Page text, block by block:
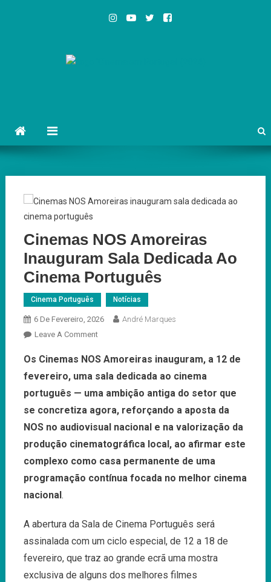
Cinemas NOS Amoreiras
Inauguram Sala Dedicada Ao
Cinema Português
Cinema Português Notícias
6 De Fevereiro, 2026
André Marques
Leave A CommentOn
NOS
Amoreiras
Inauguram
Dedicada
Ao
Cinema
Português
Os Cinemas NOS Amoreiras inauguram, a 12 de
fevereiro, uma sala dedicada ao cinema
português — uma ambição antiga do setor que
se concretiza agora, reforçando a aposta da
NOS no audiovisual nacional e na valorização da
produção cinematográfica local, ao afirmar este
complexo como casa permanente de uma
programação contínua focada no melhor cinema
nacional.
A abertura da Sala de Cinema Português será
assinalada com um ciclo especial, de 12 a 18 de
fevereiro, que traz ao grande ecrã uma mostra
exclusiva de alguns dos melhores filmes